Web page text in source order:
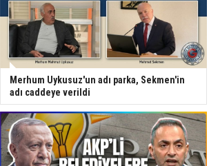
Merhum Uykusuz'un adı parka, Sekmen'in
adı caddeye verildi